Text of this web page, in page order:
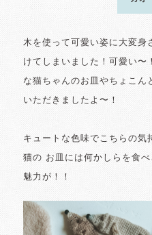
木を使って可愛い姿に大変身
けてしまいました！可愛い〜
な猫ちゃんのお皿やちょこん
いただきましたよ〜！
キュートな色味でこちらの気
猫の お皿には何かしらを食
魅力が！！